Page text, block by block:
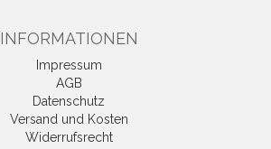
INFORMATIONEN
Impressum
AGB
Datenschutz
Versand und Kosten
Widerrufsrecht